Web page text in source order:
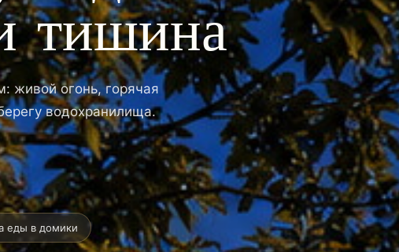
тишина
живой огонь, горячая
водохранилища.
еды в домики